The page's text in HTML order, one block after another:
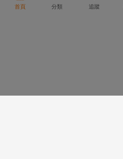
首頁 分類 追蹤